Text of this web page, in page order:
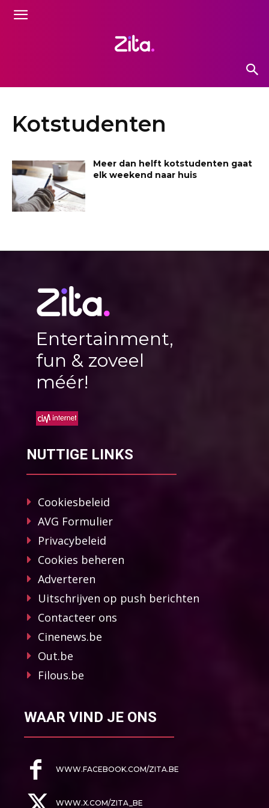
Kotstudenten
Meer dan helft kotstudenten gaat
elk weekend naar huis
Entertainment,
fun & zoveel
méér!
NUTTIGE LINKS
Cookiesbeleid
AVG Formulier
Privacybeleid
Cookies beheren
Adverteren
Uitschrijven op push berichten
Contacteer ons
Cinenews.be
Out.be
Filous.be
WAAR VIND JE ONS
WWW.FACEBOOK.COM/ZITA.BE
WWW.X.COM/ZITA_BE